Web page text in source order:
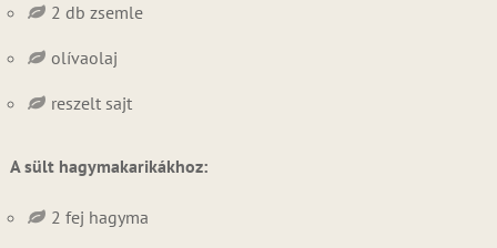
2 db zsemle
olívaolaj
reszelt sajt
A sült hagymakarikákhoz:
2 fej hagyma